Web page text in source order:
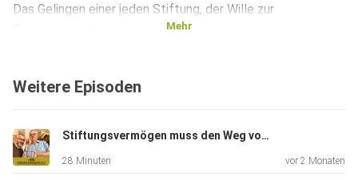
Das Gelingen einer jeden Stiftung, der Wille zur
das Rückgrat kommunikativen Bemühens. Unsere ersten
#sokoms25 haben wir in der neusten Folge von AHOI, NPO!
verdichtet, aber da kommt noch mehr.
Mehr
Weitere Episoden
Stiftungsvermögen muss den Weg vom Verwalten zum Gestalten finden
28 Minuten vor 2 Monaten